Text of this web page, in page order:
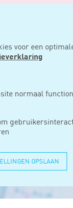
voor een
normaal
OPSLAAN